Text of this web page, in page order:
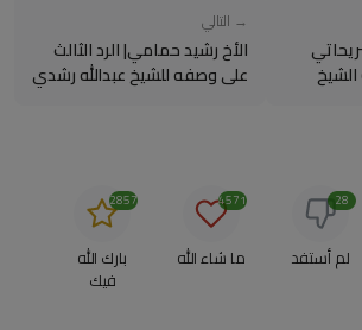
الشيخ
→ التالي
الأخ رشيد حمامي| الرد الثالث
على وصفه للشيخ عبدالله رشدي
لم أستفد
28
ما شاء الله
4571
بارك الله
فيك
2857